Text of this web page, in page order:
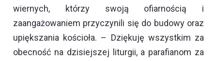
wiernych, którzy swoją ofiarnością i
zaangażowaniem przyczynili się do budowy oraz
upiększania kościoła. – Dziękuję wszystkim za
obecność na dzisiejszej liturgii, a parafianom za